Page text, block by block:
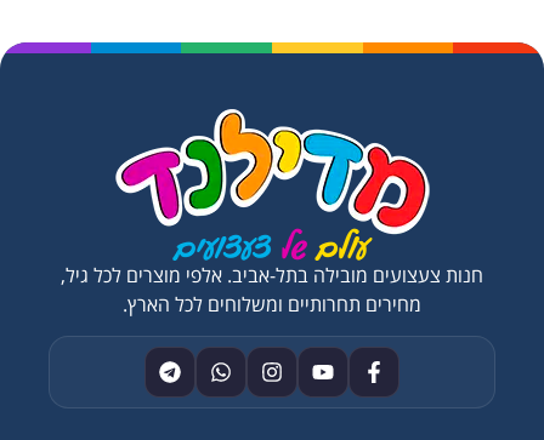
חנות צעצועים מובילה בתל-אביב. אלפי מוצרים לכל גיל,
מחירים תחרותיים ומשלוחים לכל הארץ.